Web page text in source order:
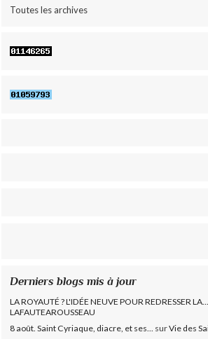
Toutes les archives
Derniers blogs mis à jour
LA ROYAUTÉ ? L'IDÉE NEUVE POUR REDRESSER LA...
LAFAUTEAROUSSEAU
8 août. Saint Cyriaque, diacre, et ses... surVie des